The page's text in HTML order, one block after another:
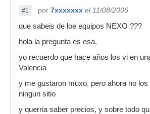
#1 por 7xxxxxxx el 11/08/2006
que sabeis de loe equipos NEXO ???
hola la pregunta es esa.
yo recuerdo que hace años los vi en
Valencia
y me gustaron muxo, pero ahora no los
ningun sitio
y querria saber precios, y sobre todo